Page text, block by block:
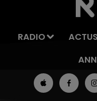
RADIO ACTUS